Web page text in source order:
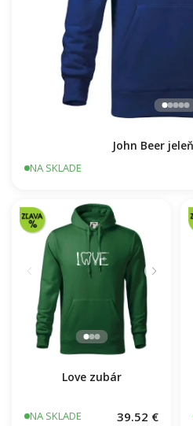
John Beer
NA SKLADE
Love zubár
NA SKLADE 39.52 €